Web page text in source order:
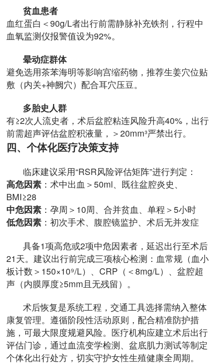
贫血患者
血红蛋白＜90g/L者出行前需静脉补充铁剂，行程中
血氧监测仪报警值设为92%。
晕动症群体
避免选用茶苯海明等影响宫缩药物，推荐生姜穴位贴
敷（内关+神阙穴）配合耳穴压豆。
多胎史人群
有≥2次人流史者，术后盆腔粘连风险升高40%，出行
前需超声评估盆腔积液量，＞20mm³严禁出行。
四、个体化医疗决策支持
临床建议采用“RSR风险评估矩阵”进行判定：
高危因素 ：术中出血＞50ml、既往盆腔炎史、
BMI≥28
中危因素 ：孕周＞10周、合并贫血、单程＞5小时
低危因素 ：初次手术、腹腔镜监护、术后无并发症
具备1项高危或2项中危因素者，延迟出行至术后
21天。建议出行前完成三项核心检测：血常规（血小
板计数＞150×10⁹/L）、CRP（＜8mg/L）、盆腔超
声（内膜厚度≥5mm且无残留）。
术后恢复是系统工程，交通工具选择需纳入整体
康复管理。遵循阶段性活动原则，配合精准防护措
施，可最大限度规避风险。医疗机构应建立术后出行
评估门诊，通过血流变学检测、盆底肌力测试等制定
个体化出行处方，切实守护女性生殖健康全周期。